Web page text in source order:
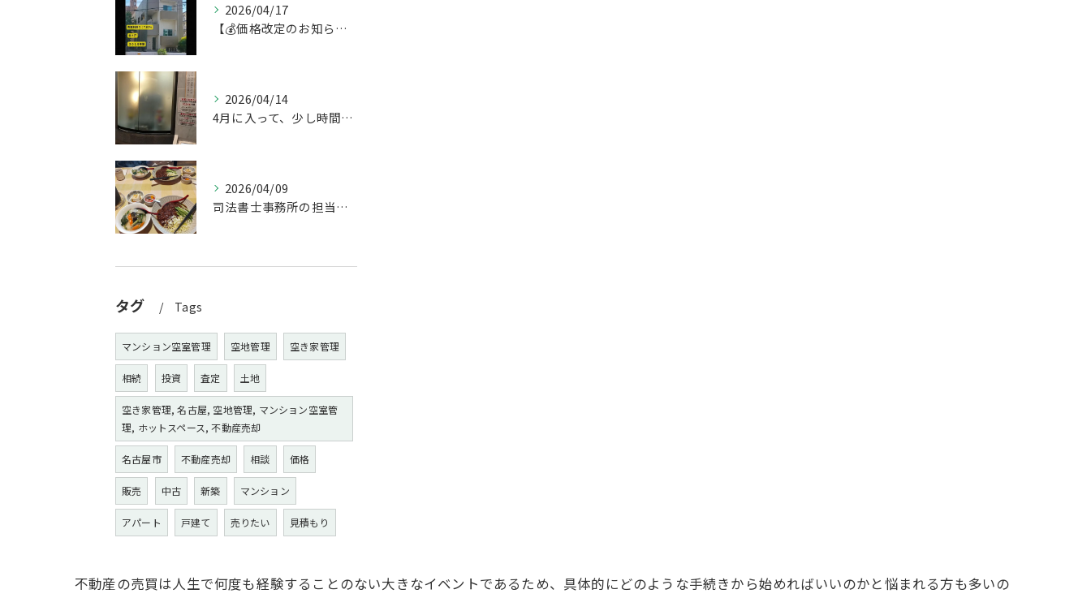
2026/04/17
【💰価格改定のお知らせ】
2026/04/14
4月に入って、少し時間ができたのでお墓参りへ。
2026/04/09
司法書士事務所の担当者が来訪されたので、会社から徒歩圏内の「...
タグ Tags
マンション空室管理 空地管理 空き家管理
相続 投資 査定 土地
空き家管理, 名古屋, 空地管理, マンション空室管
理, ホットスペース, 不動産売却
名古屋市 不動産売却 相談 価格
販売 中古 新築 マンション
アパート 戸建て 売りたい 見積もり
不動産の売買は人生で何度も経験することのない大きなイベントであるため、具体的にどのような手続きから始めればいいのかと悩まれる方も多いの